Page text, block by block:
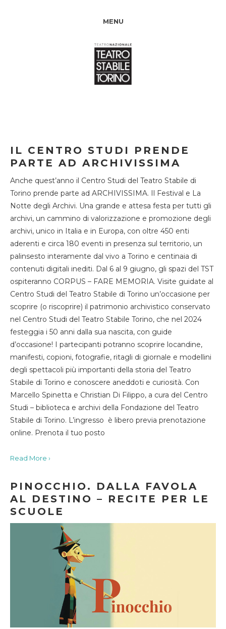
MENU
IL CENTRO STUDI PRENDE
PARTE AD ARCHIVISSIMA
Anche quest’anno il Centro Studi del Teatro Stabile di
Torino prende parte ad ARCHIVISSIMA. Il Festival e La
Notte degli Archivi. Una grande e attesa festa per tutti gli
archivi, un cammino di valorizzazione e promozione degli
archivi, unico in Italia e in Europa, con oltre 450 enti
aderenti e circa 180 eventi in presenza sul territorio, un
palinsesto interamente dal vivo a Torino e centinaia di
contenuti digitali inediti. Dal 6 al 9 giugno, gli spazi del TST
ospiteranno CORPUS – FARE MEMORIA. Visite guidate al
Centro Studi del Teatro Stabile di Torino un’occasione per
scoprire (o riscoprire) il patrimonio archivistico conservato
nel Centro Studi del Teatro Stabile Torino, che nel 2024
festeggia i 50 anni dalla sua nascita, con guide
d’occasione! I partecipanti potranno scoprire locandine,
manifesti, copioni, fotografie, ritagli di giornale e modellini
degli spettacoli più importanti della storia del Teatro
Stabile di Torino e conoscere aneddoti e curiosità. Con
Marcello Spinetta e Christian Di Filippo, a cura del Centro
Studi – biblioteca e archivi della Fondazione del Teatro
Stabile di Torino. L’ingresso è libero previa prenotazione
online. Prenota il tuo posto
Read More ›
PINOCCHIO. DALLA FAVOLA
AL DESTINO – RECITE PER LE
SCUOLE